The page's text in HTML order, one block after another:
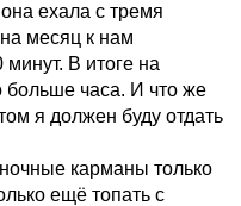
ехала с тремя
месяц к нам
В итоге на
больше часа. И что же
я должен буду отдать
карманы только
ещё топать с